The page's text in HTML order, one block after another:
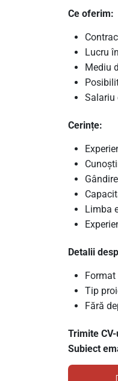
Ce oferim:
Lucru
Mediu
Salariu
Cerințe:
Limba
Detalii
Format
Tip
Fără
Trimite
Subiect